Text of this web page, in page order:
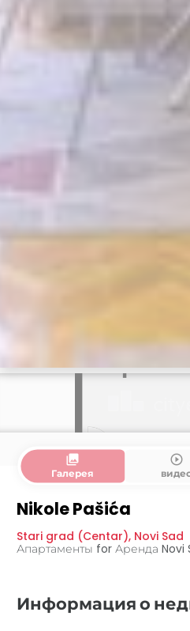
collections
Галерея
play_circle_outline
Nikole Pašića
Stari grad (Centar), Novi Sad
Апартаменты for Аренда Novi
Информация о